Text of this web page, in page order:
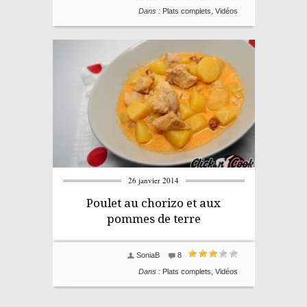
Dans : Plats complets Vidéos
26 janvier 2014
Poulet au chorizo et aux
pommes de terre
8
SoniaB
Dans : Plats complets Vidéos